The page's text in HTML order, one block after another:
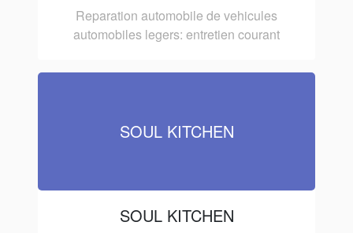
Reparation automobile de vehicules
automobiles legers: entretien courant
SOUL KITCHEN
SOUL KITCHEN